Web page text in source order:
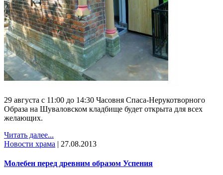
29 августа с 11:00 до 14:30 Часовня Спаса-Нерукотворного
Образа на Шуваловском кладбище будет открыта для всех
желающих.
Читать далее...
Новости храма | 27.08.2013
Молебен перед древним образом Успения